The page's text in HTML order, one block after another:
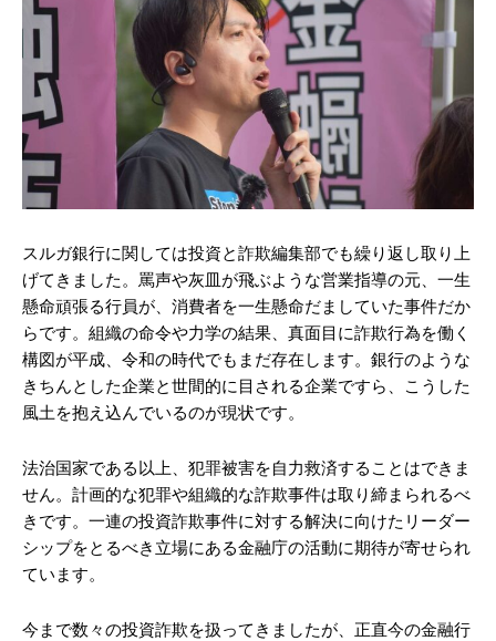
スルガ銀行に関しては投資と詐欺編集部でも繰り返し取り上
げてきました。罵声や灰皿が飛ぶような営業指導の元、一生
懸命頑張る行員が、消費者を一生懸命だましていた事件だか
らです。組織の命令や力学の結果、真面目に詐欺行為を働く
構図が平成、令和の時代でもまだ存在します。銀行のような
きちんとした企業と世間的に目される企業ですら、こうした
風土を抱え込んでいるのが現状です。
法治国家である以上、犯罪被害を自力救済することはできま
せん。計画的な犯罪や組織的な詐欺事件は取り締まられるべ
きです。一連の投資詐欺事件に対する解決に向けたリーダー
シップをとるべき立場にある金融庁の活動に期待が寄せられ
ています。
今まで数々の投資詐欺を扱ってきましたが、正直今の金融行